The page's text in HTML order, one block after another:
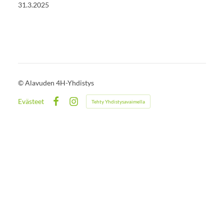
31.3.2025
©Alavuden 4H-Yhdistys
Evästeet
Instagram
Tehty Yhdistysavaimella